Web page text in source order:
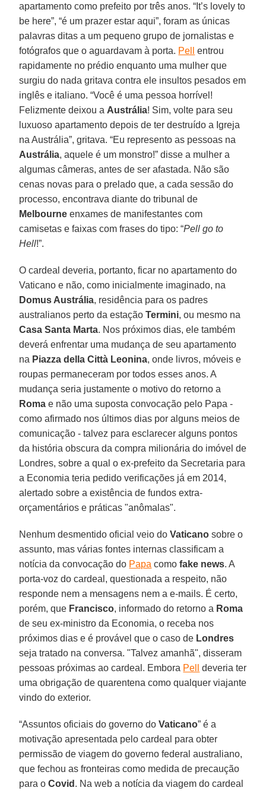
apartamento como prefeito por três anos. “It’s lovely to
be here”, “é um prazer estar aqui”, foram as únicas
palavras ditas a um pequeno grupo de jornalistas e
fotógrafos que o aguardavam à porta. Pell
entrou
rapidamente no prédio enquanto uma mulher que
surgiu do nada gritava contra ele insultos pesados em
inglês e italiano. “Você é uma pessoa horrível!
Felizmente deixou a Austrália! Sim, volte para seu
luxuoso apartamento depois de ter destruído a Igreja
na Austrália”, gritava. “Eu represento as pessoas na
Austrália, aquele é um monstro!” disse a mulher a
algumas câmeras, antes de ser afastada. Não são
cenas novas para o prelado que, a cada sessão do
processo, encontrava diante do tribunal de
Melbourne enxames de manifestantes com
camisetas e faixas com frases do tipo: “Pell go to
Hell!”.
O cardeal deveria, portanto, ficar no apartamento do
Vaticano e não, como inicialmente imaginado, na
Domus Austrália, residência para os padres
australianos perto da estaçãoTermini, ou mesmo na
Casa Santa Marta. Nos próximos dias, ele também
deverá enfrentar uma mudança de seu apartamento
na Piazza della Città Leonina, onde livros, móveis e
roupas permaneceram por todos esses anos. A
mudança seria justamente o motivo do retorno a
Roma e não uma suposta convocação pelo Papa -
como afirmado nos últimos dias por alguns meios de
comunicação - talvez para esclarecer alguns pontos
da história obscura da compra milionária do imóvel de
Londres, sobre a qual o ex-prefeito da Secretaria para
a Economia teria pedido verificações já em 2014,
alertado sobre a existência de fundos extra-
orçamentários e práticas "anômalas".
Nenhum desmentido oficial veio doVaticano sobre o
assunto, mas várias fontes internas classificam a
notícia da convocação do Papa comofake news. A
porta-voz do cardeal, questionada a respeito, não
responde nem a mensagens nem a e-mails. É certo,
porém, que Francisco, informado do retorno a Roma
de seu ex-ministro da Economia, o receba nos
próximos dias e é provável que o caso de Londres
seja tratado na conversa. "Talvez amanhã", disseram
pessoas próximas ao cardeal. Embora Pell
deveria ter
uma obrigação de quarentena como qualquer viajante
vindo do exterior.
“Assuntos oficiais do governo doVaticano” é a
motivação apresentada pelo cardeal para obter
permissão de viagem do governo federal australiano,
que fechou as fronteiras como medida de precaução
para oCovid . Na web a notícia da viagem do cardeal